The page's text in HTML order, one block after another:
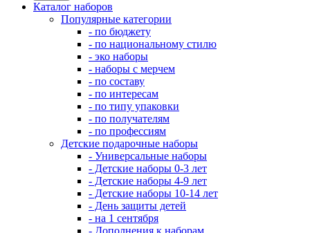
Каталог наборов
Популярные категории
- по бюджету
- по национальному стилю
- эко наборы
- наборы с мерчем
- по составу
- по интересам
- по типу упаковки
- по получателям
- по профессиям
Детские подарочные наборы
- Универсальные наборы
- Детские наборы 0-3 лет
- Детские наборы 4-9 лет
- Детские наборы 10-14 лет
- День защиты детей
- на 1 сентября
- Дополнения к наборам